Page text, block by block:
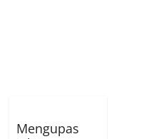
Mengupas